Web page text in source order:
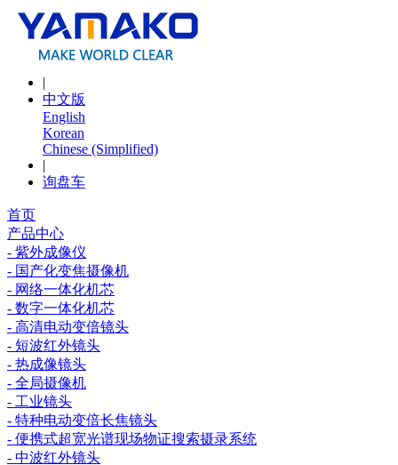
|
中文版
English
Korean
Chinese (Simplified)
|
询盘车
首页
产品中心
- 紫外成像仪
- 国产化变焦摄像机
- 网络一体化机芯
- 数字一体化机芯
- 高清电动变倍镜头
- 短波红外镜头
- 热成像镜头
- 全局摄像机
- 工业镜头
- 特种电动变倍长焦镜头
- 便携式超宽光谱现场物证搜索摄录系统
- 中波红外镜头